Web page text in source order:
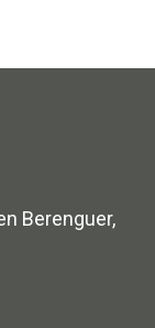
Berenguer,